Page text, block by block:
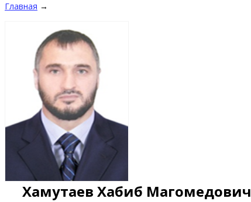
Главная →
Хамутаев Хабиб Магомедович